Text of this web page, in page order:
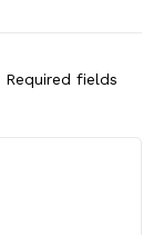
Required fields